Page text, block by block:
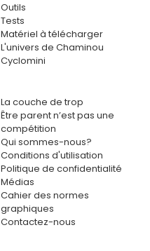
Outils
Tests
Matériel à télécharger
L'univers de Chaminou
Cyclomini
La couche de trop
Être parent n’est pas une
compétition
Qui sommes-nous?
Conditions d'utilisation
Politique de confidentialité
Médias
Cahier des normes
graphiques
Contactez-nous